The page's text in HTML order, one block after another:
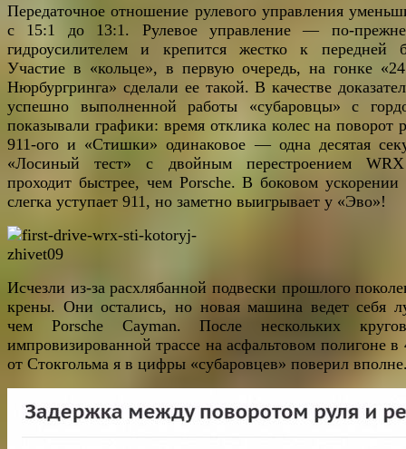
Передаточное отношение рулевого управления
с 15:1 до 13:1. Рулевое управление — по-
гидроусилителем и крепится жестко к передней
Участие в «кольце», в первую очередь, на гонке
Нюрбургринга» сделали ее такой. В качестве
успешно выполненной работы «субаровцы» с
показывали графики: время отклика колес на поворот
911-ого и «Стишки» одинаковое — одна десятая
«Лосиный тест» с двойным перестроением
проходит быстрее, чем Porsche. В боковом
слегка уступает 911, но заметно выигрывает у «Эво»!
Исчезли из-за расхлябанной подвески прошлого
крены. Они остались, но новая машина ведет себя
чем Porsche Cayman. После нескольких
импровизированной трассе на асфальтовом полигоне в
от Стокгольма я в цифры «субаровцев» поверил